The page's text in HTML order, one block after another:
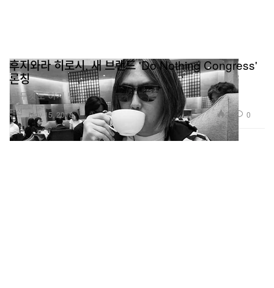
패션
후지와라 히로시, 새 브랜드 'Do Nothing Congress'
론칭
‘아무것도 하지 말자’.
Nov 15, 2018 24 0